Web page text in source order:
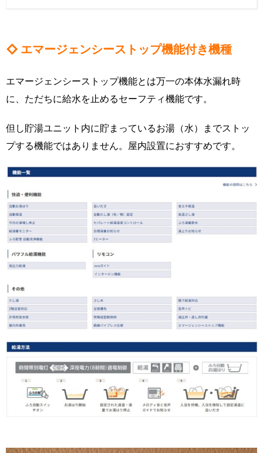
◇ エマージェンシーストップ機能付き機種
エマージェンシーストップ機能とは万一の本体水漏れ時
に、ただちに給水を止めるセーフティ機能です。
但し貯湯ユニット内に貯まっているお湯（水）までストッ
プする機能ではありません。屋内設置におすすめです。